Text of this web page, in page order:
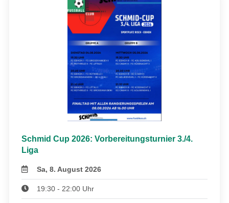
Schmid Cup 2026: Vorbereitungsturnier 3./4.
Liga
Sa, 8. August 2026
19:30 - 22:00 Uhr